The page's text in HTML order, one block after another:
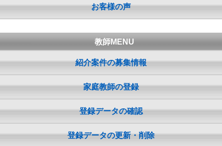
お客様の声
教師MENU
紹介案件の募集情報
家庭教師の登録
登録データの確認
登録データの更新・削除